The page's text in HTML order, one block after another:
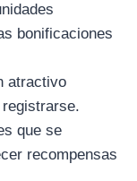
bonificaciones
atractivo
que se
recompensas